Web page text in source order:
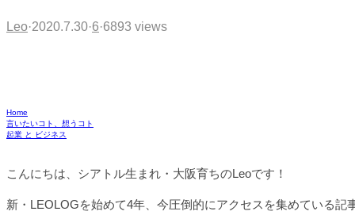
Leo·2020.7.30·6·6893 views
Home
言いたいコト、想うコト
起業 と ビジネス
こんにちは、シアトル生まれ・大阪育ちのLeoです！
新・LEOLOGを始めて4年、今圧倒的にアクセスを集めている記